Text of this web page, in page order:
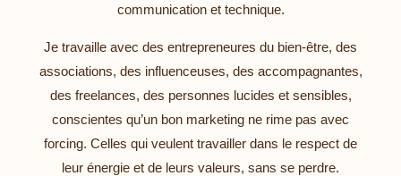
communication et technique.
Je travaille avec des entrepreneures du bien-être, des
associations, des influenceuses, des accompagnantes,
des freelances, des personnes lucides et sensibles,
conscientes qu’un bon marketing ne rime pas avec
forcing. Celles qui veulent travailler dans le respect de
leur énergie et de leurs valeurs, sans se perdre.